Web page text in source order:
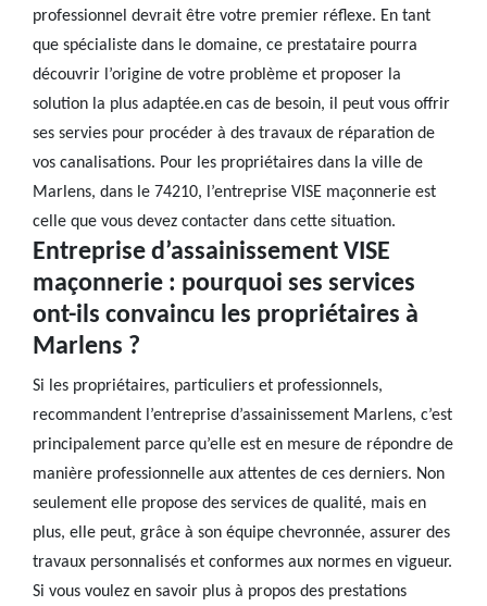
professionnel devrait être votre premier réflexe. En tant
que spécialiste dans le domaine, ce prestataire pourra
découvrir l’origine de votre problème et proposer la
solution la plus adaptée.en cas de besoin, il peut vous offrir
ses servies pour procéder à des travaux de réparation de
vos canalisations. Pour les propriétaires dans la ville de
Marlens, dans le 74210, l’entreprise VISE maçonnerie est
celle que vous devez contacter dans cette situation.
Entreprise d’assainissement VISE
maçonnerie : pourquoi ses services
ont-ils convaincu les propriétaires à
Marlens ?
Si les propriétaires, particuliers et professionnels,
recommandent l’entreprise d’assainissement Marlens, c’est
principalement parce qu’elle est en mesure de répondre de
manière professionnelle aux attentes de ces derniers. Non
seulement elle propose des services de qualité, mais en
plus, elle peut, grâce à son équipe chevronnée, assurer des
travaux personnalisés et conformes aux normes en vigueur.
Si vous voulez en savoir plus à propos des prestations